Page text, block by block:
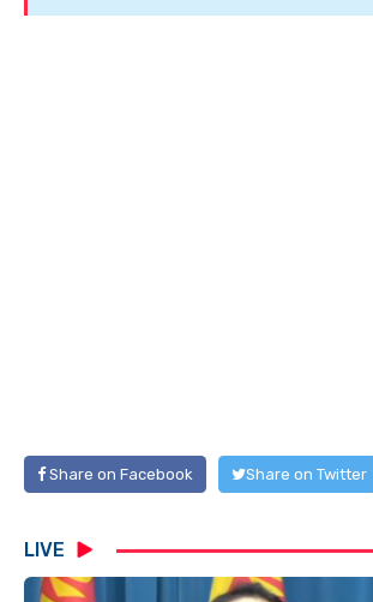
Share on Facebook Share on Twitter
LIVE